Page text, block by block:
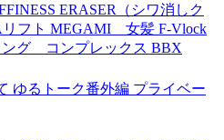
ERASER（シワ消しク
フト MEGAMI 女髪 F-Vlock
ング コンプレックス BBX
ゆるトーク番外編 プライベー